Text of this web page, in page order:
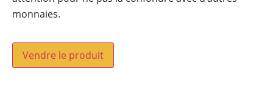
monnaies.
Vendre le produit